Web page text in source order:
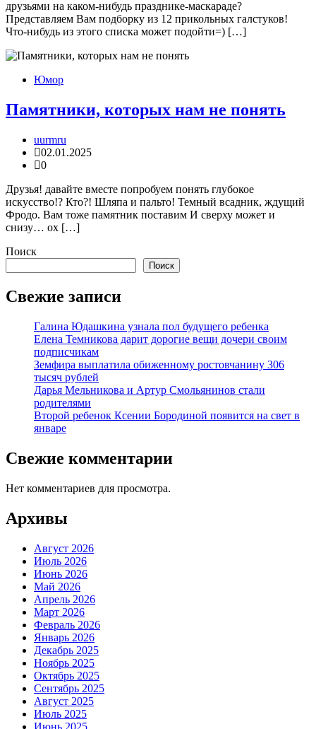
друзьями на каком-нибудь празднике-маскараде?
Представляем Вам подборку из 12 прикольных галстуков!
Что-нибудь из этого списка может подойти=) […]
Юмор
Памятники, которыx нам не понять
uurmru
02.01.2025
0
Друзья! давайте вместе попробуем понять глубокое
искусство!? Кто?! Шляпа и пальто! Темный всадник, ждущий
Фродо. Вам тоже памятник поставим И сверху может и
снизу… ох […]
Поиск
Поиск
Свежие записи
Галина Юдашкина узнала пол будущего ребенка
Елена Темникова дарит дорогие вещи дочери своим
подписчикам
Земфира выплатила обиженному ростовчанину 306
тысяч рублей
Дарья Мельникова и Артур Смольянинов стали
родителями
Второй ребенок Ксении Бородиной появится на свет в
январе
Свежие комментарии
Нет комментариев для просмотра.
Архивы
Август 2026
Июль 2026
Июнь 2026
Май 2026
Апрель 2026
Март 2026
Февраль 2026
Январь 2026
Декабрь 2025
Ноябрь 2025
Октябрь 2025
Сентябрь 2025
Август 2025
Июль 2025
Июнь 2025